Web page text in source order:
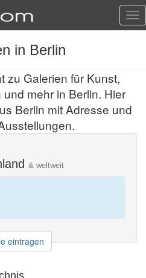
in Berlin
zu Galerien für Kunst,
mehr in Berlin. Hier
Berlin mit Adresse und
& weltweit
eintragen